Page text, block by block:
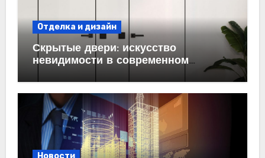
Отделка и дизайн
Скрытые двери: искусство
невидимости в современном
Новости